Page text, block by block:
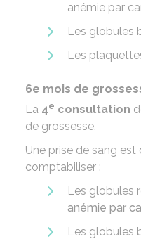
anémie par
Les globules
Les
6e mois de
La 4e consultation
de grossesse.
Une prise de sang
comptabiliser :
Les globules
anémie par
Les globules